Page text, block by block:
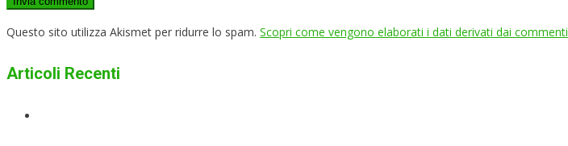
Questo sito utilizza Akismet per ridurre lo spam. Scopri come vengono elaborati i dati derivati dai commenti
Articoli Recenti